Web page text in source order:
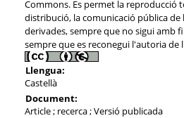
Commons. Es permet la reproducció
distribució, la comunicació pública
derivades, sempre que no sigui amb
sempre que es reconegui l'autoria de
Llengua:
Castellà
Document:
Article ; recerca ; Versió publicada